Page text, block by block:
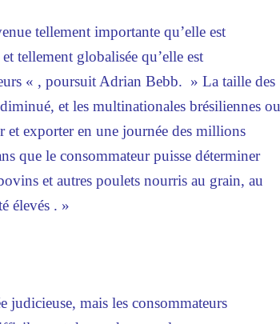
tellement importante qu’elle est
tellement globalisée qu’elle est
« , poursuit Adrian Bebb. » La taille des
et les multinationales brésiliennes ou
et exporter en une journée des millions
que le consommateur puisse déterminer
et autres poulets nourris au grain, au
élevés . »
judicieuse, mais les consommateurs